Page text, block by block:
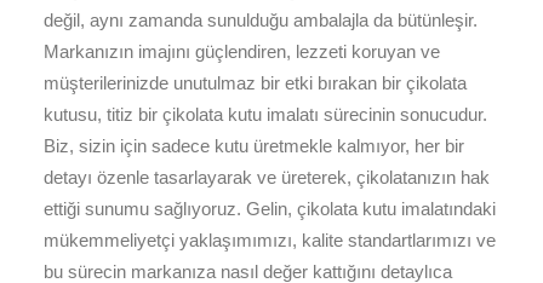
değil, aynı zamanda sunulduğu ambalajla da bütünleşir.
Markanızın imajını güçlendiren, lezzeti koruyan ve
müşterilerinizde unutulmaz bir etki bırakan bir çikolata
kutusu, titiz bir çikolata kutu imalatı sürecinin sonucudur.
Biz, sizin için sadece kutu üretmekle kalmıyor, her bir
detayı özenle tasarlayarak ve üreterek, çikolatanızın hak
ettiği sunumu sağlıyoruz. Gelin, çikolata kutu imalatındaki
mükemmeliyetçi yaklaşımımızı, kalite standartlarımızı ve
bu sürecin markanıza nasıl değer kattığını detaylıca